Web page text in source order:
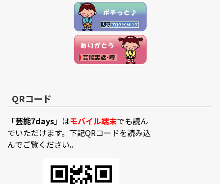
QRコード
「芸能7days」はモバイル端末でも読ん
でいただけます。下記QRコードを読み込
んでご覧ください。